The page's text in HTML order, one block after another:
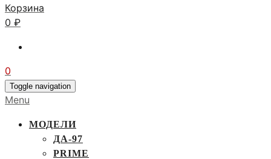
Корзина
0 ₽
0
Toggle navigation
Menu
МОДЕЛИ
ДА-97
PRIME